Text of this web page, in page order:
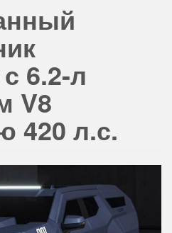
6.2-л
V8
420 л.с.